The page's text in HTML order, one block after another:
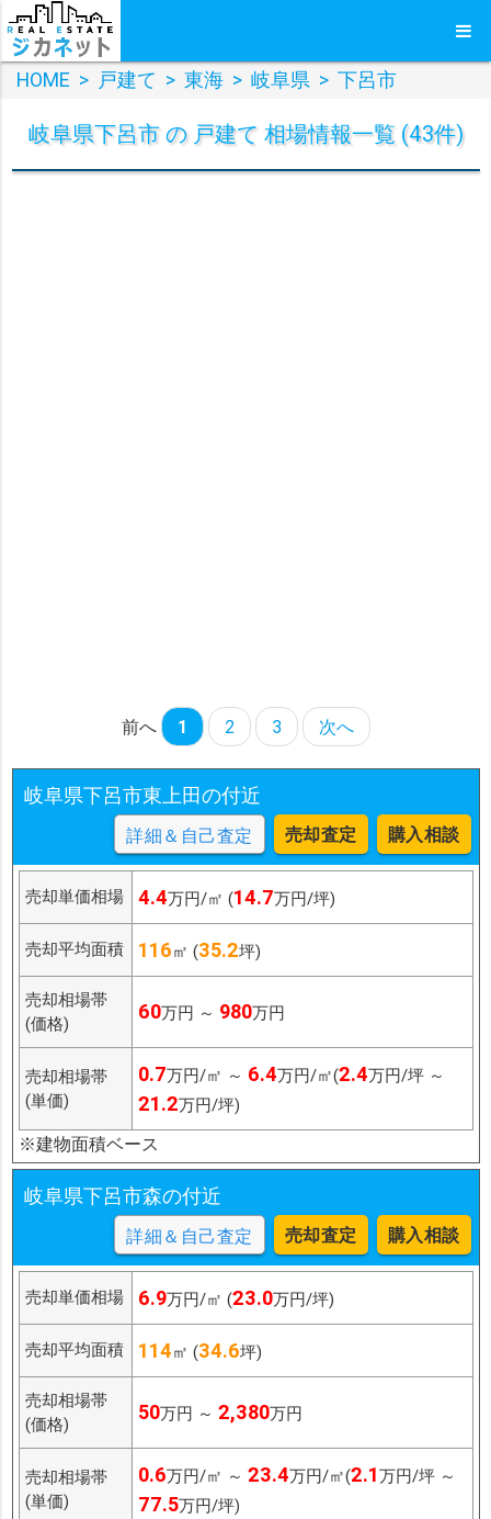
HOME > 戸建て > 東海 > 岐阜県 > 下呂市
岐阜県下呂市 の 戸建て 相場情報一覧 (43件)
前へ 1 2 3 次へ
岐阜県下呂市東上田の付近
詳細＆自己査定 売却査定 購入相談
売却単価相場 4.4万円/㎡ (14.7万円/坪)
売却平均面積 116㎡ (35.2坪)
売却相場帯
(価格)
60万円 ～ 980万円
売却相場帯
(単価)
0.7万円/㎡ ～ 6.4万円/㎡(2.4万円/坪 ～
21.2万円/坪)
※建物面積ベース
岐阜県下呂市森の付近
詳細＆自己査定 売却査定 購入相談
売却単価相場 6.9万円/㎡ (23.0万円/坪)
売却平均面積 114㎡ (34.6坪)
売却相場帯
(価格)
50万円 ～ 2,380万円
売却相場帯
(単価)
0.6万円/㎡ ～ 23.4万円/㎡(2.1万円/坪 ～
77.5万円/坪)